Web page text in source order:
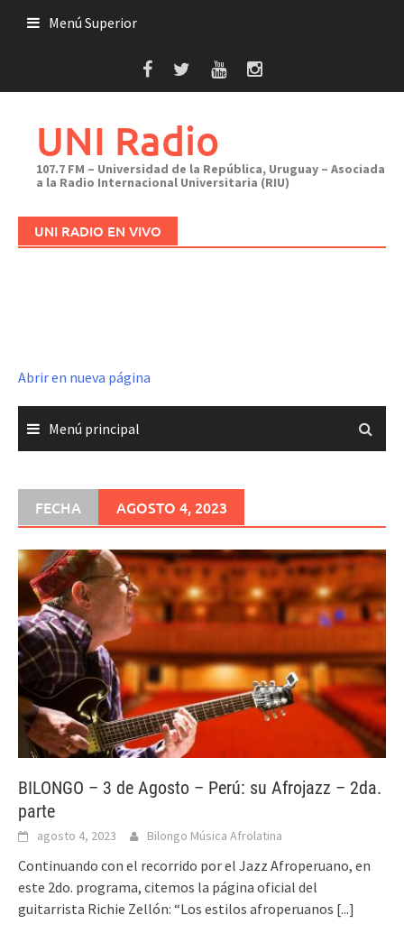
Menú Superior
UNI Radio
107.7 FM – Universidad de la República, Uruguay – Asociada
a la Radio Internacional Universitaria (RIU)
UNI RADIO EN VIVO
Abrir en nueva página
Menú principal
FECHA AGOSTO 4, 2023
BILONGO – 3 de Agosto – Perú: su Afrojazz – 2da.
parte
agosto 4, 2023 Bilongo Música Afrolatina
Continuando con el recorrido por el Jazz Afroperuano, en
este 2do. programa, citemos la página oficial del
guitarrista Richie Zellón: “Los estilos afroperuanos [...]